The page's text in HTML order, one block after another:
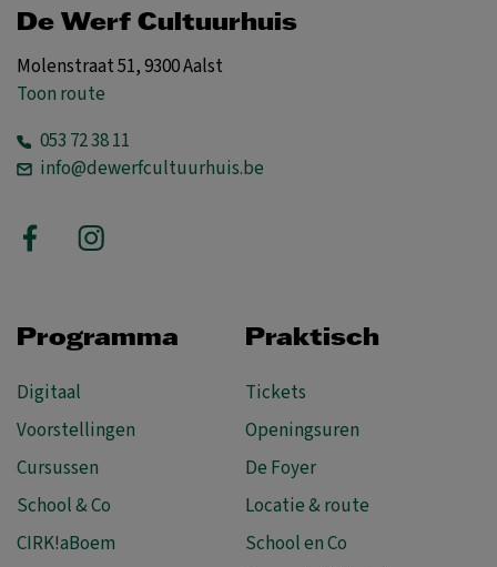
De Werf Cultuurhuis
Molenstraat 51, 9300 Aalst
Toon route
053 72 38 11
info@dewerfcultuurhuis.be
Programma
Digitaal
Voorstellingen
Cursussen
School & Co
CIRK!aBoem
Praktisch
Tickets
Openingsuren
De Foyer
Locatie & route
School en Co